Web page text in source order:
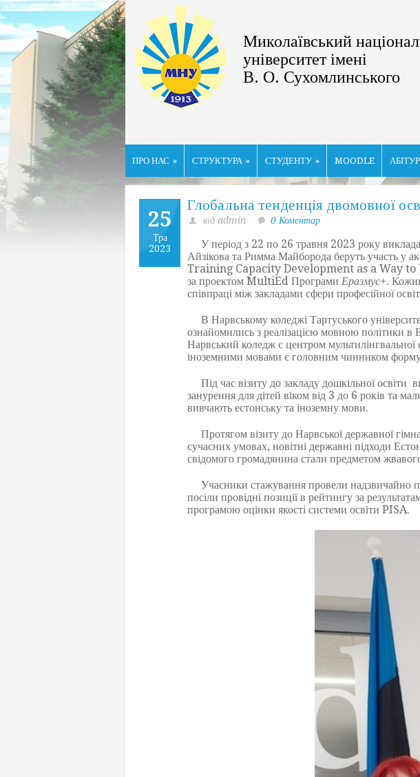
Миколаївський
університет імені
В. О. Сухомлинського
ПРО НАС » СТРУКТУРА » СТУДЕНТУ » MOODLE
25
Тра
2023
Глобальна тенденція двомовної
від admin 0 Коментар
У період з 22 по 26 травня 2023 року
Айзікова та Римма Майборода беруть участь у
Training Capacity Development as a Way
за проектом MultiEd Програми Еразмус+.
співпраці між закладами сфери професійної
В Нарвському коледжі Тартуського
ознайомились з реалізацією мовною політики в
Нарвський коледж є центром
іноземними мовами є головним чинником
Під час візиту до закладу дошкільної освіти
занурення для дітей віком від 3 до 6 років та
вивчають естонську та іноземну мови.
Протягом візиту до Нарвської державної
сучасних умовах, новітні державні підходи
свідомого громадянина стали предметом
Учасники стажування провели надзвичайно
посіли провідні позиції в рейтингу за
програмою оцінки якості системи освіти PISA.